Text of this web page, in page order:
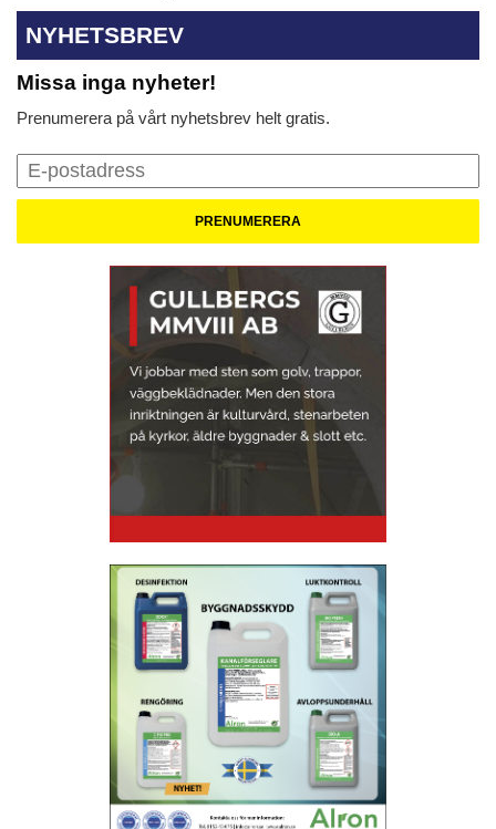
NYHETSBREV
Missa inga nyheter!
Prenumerera på vårt nyhetsbrev helt gratis.